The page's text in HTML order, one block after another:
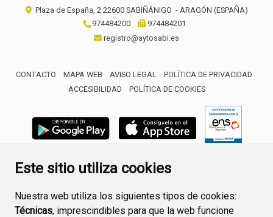
Este sitio utiliza cookies
Nuestra web utiliza los siguientes tipos de cookies:
Técnicas, imprescindibles para que la web funcione
Plaza de España, 2 22600 SABIÑÁNIGO - ARAGÓN (ESPAÑA)
974484200
974484201
registro@aytosabi.es
CONTACTO MAPA WEB AVISO LEGAL
POLÍTICA DE PRIVACIDAD
ACCESIBILIDAD
POLÍTICA DE COOKIES